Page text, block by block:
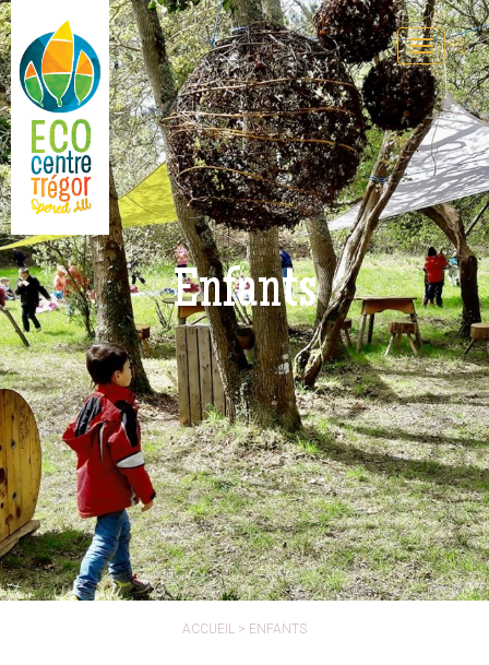
Enfants
ACCUEIL > ENFANTS